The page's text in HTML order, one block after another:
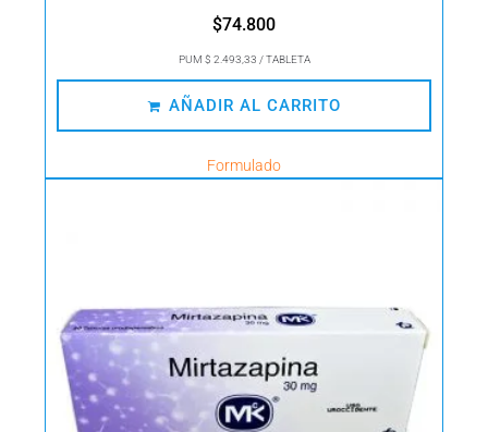
$74.800
PUM $ 2.493,33 / TABLETA
AÑADIR AL CARRITO
Formulado